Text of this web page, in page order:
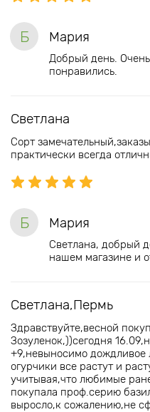
Б Мария
Добрый день.
понравились.
Светлана
Сорт
практически всегда
Б Мария
Светлана, добрый
нашем магазине и
Светлана,Пермь
Здравствуйте,весной
Зозуленок,))сегодня
+9,невыносимо дождливое
огурчики все растут и
учитывая,что любимые
покупала проф.серию
выросло,к сожалению,не